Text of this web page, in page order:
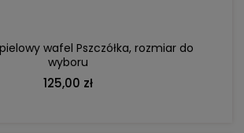
wafel Pszczółka, rozmiar do
wyboru
125,00 zł